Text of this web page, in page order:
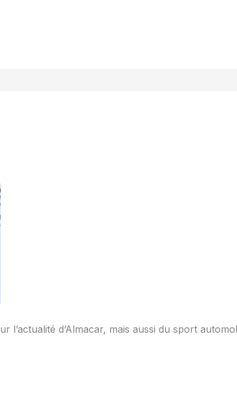
l’actualité d’Almacar, mais aussi du sport